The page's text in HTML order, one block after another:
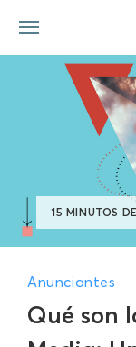
Qué son
Anunciantes
15 MINUTOS